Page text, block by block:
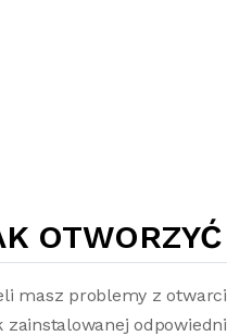
masz problemy z
zainstalowanej